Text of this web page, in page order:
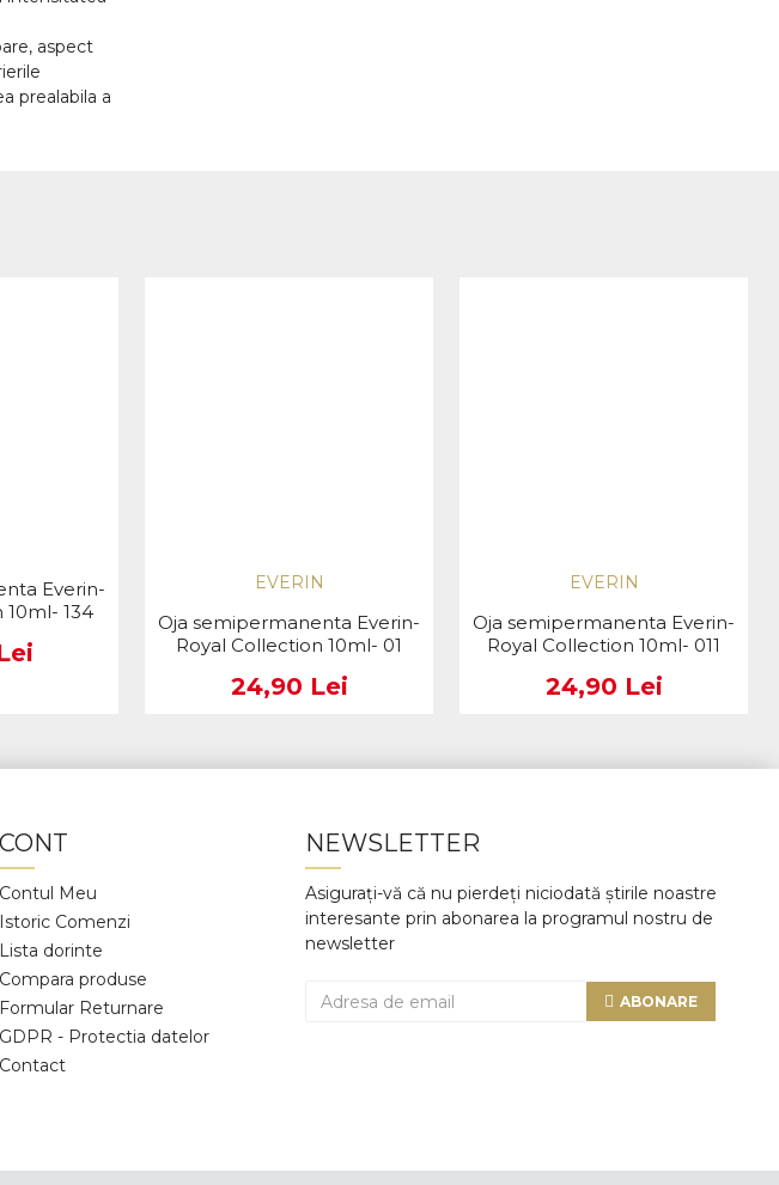
aspect
prealabila a
Everin-
10ml- 134
EVERIN
Oja semipermanenta Everin-
Royal Collection 10ml- 01
24,90 Lei
EVERIN
Oja semipermanenta Everin-
Royal Collection 10ml- 011
24,90 Lei
CONT
Contul Meu
Istoric Comenzi
Lista dorinte
Compara produse
Formular Returnare
GDPR - Protectia datelor
Contact
NEWSLETTER
Asigurați-vă că nu pierdeți niciodată știrile noastre
interesante prin abonarea la programul nostru de
newsletter
ABONARE